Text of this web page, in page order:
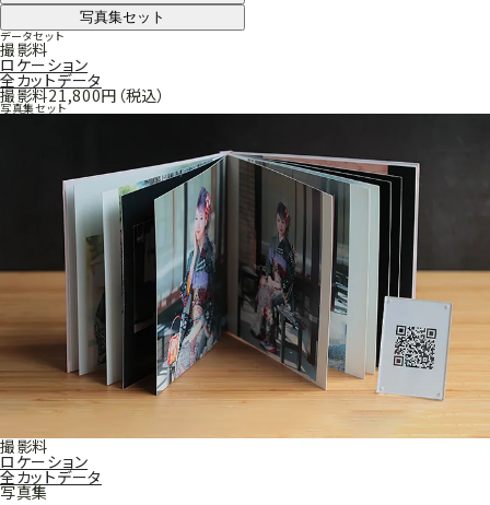
写真集セット
データセット
撮影料
ロケーション
全カットデータ
撮影料21,800円 （税込）
写真集セット
撮影料
ロケーション
全カットデータ
写真集